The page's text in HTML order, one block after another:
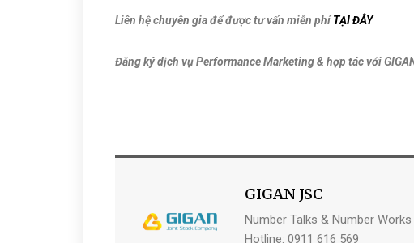
Liên hệ chuyên gia để được tư vấn miễn phíTẠI ĐÂY
Đăng ký dịch vụ Performance Marketing & hợp tác với
GIGAN JSC
Number Talks & Number Works
Hotline: 0911 616 569